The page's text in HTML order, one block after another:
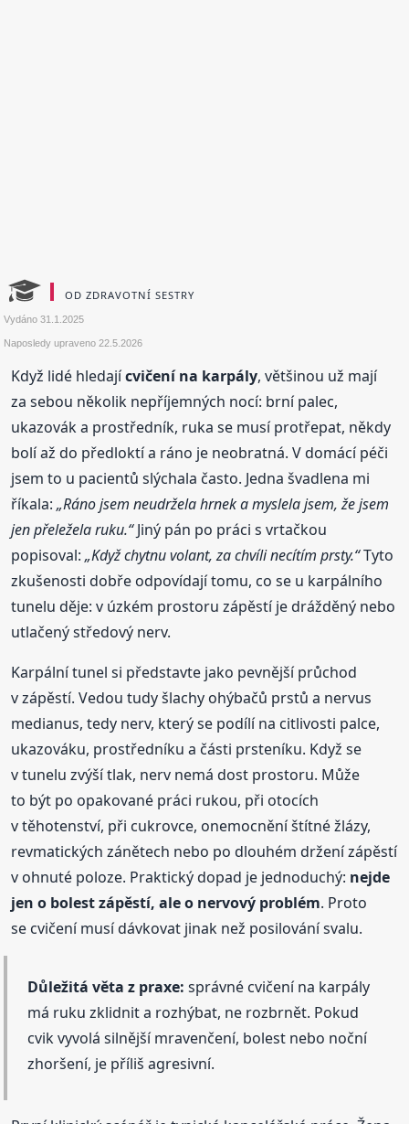
OD ZDRAVOTNÍ SESTRY
Vydáno31.1.2025
Naposledy upraveno22.5.2026
Když lidé hledajícvičení na karpály, většinou už mají
za sebou několik nepříjemných nocí: brní palec,
ukazovák a prostředník, ruka se musí protřepat, někdy
bolí až do předloktí a ráno je neobratná. V domácí péči
jsem to u pacientů slýchala často. Jedna švadlena mi
říkala:„Ráno jsem neudržela hrnek a myslela jsem, že jsem
jen přeležela ruku.“Jiný pán po práci s vrtačkou
popisoval:„Když chytnu volant, za chvíli necítím prsty.“Tyto
zkušenosti dobře odpovídají tomu, co se u karpálního
tunelu děje: v úzkém prostoru zápěstí je drážděný nebo
utlačený středový nerv.
Karpální tunel si představte jako pevnější průchod
v zápěstí. Vedou tudy šlachy ohýbačů prstů a nervus
medianus, tedy nerv, který se podílí na citlivosti palce,
ukazováku, prostředníku a části prsteníku. Když se
v tunelu zvýší tlak, nerv nemá dost prostoru. Může
to být po opakované práci rukou, při otocích
v těhotenství, při cukrovce, onemocnění štítné žlázy,
revmatických zánětech nebo po dlouhém držení zápěstí
v ohnuté poloze. Praktický dopad je jednoduchý: nejde
jen o bolest zápěstí, ale o nervový problém. Proto
se cvičení musí dávkovat jinak než posilování svalu.
Důležitá věta z praxe: správné cvičení na karpály
má ruku zklidnit a rozhýbat, ne rozbrnět. Pokud
cvik vyvolá silnější mravenčení, bolest nebo noční
zhoršení, je příliš agresivní.